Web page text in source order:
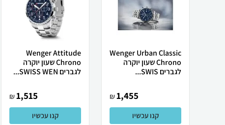
Wenger Urban Classic
Chrono שעון יוקרה
לגברים SWIS...
1,455
₪
קנו עכשיו
Wenger Attitude
Chrono שעון יוקרה
לגברים SWISS WEN...
1,515
₪
קנו עכשיו